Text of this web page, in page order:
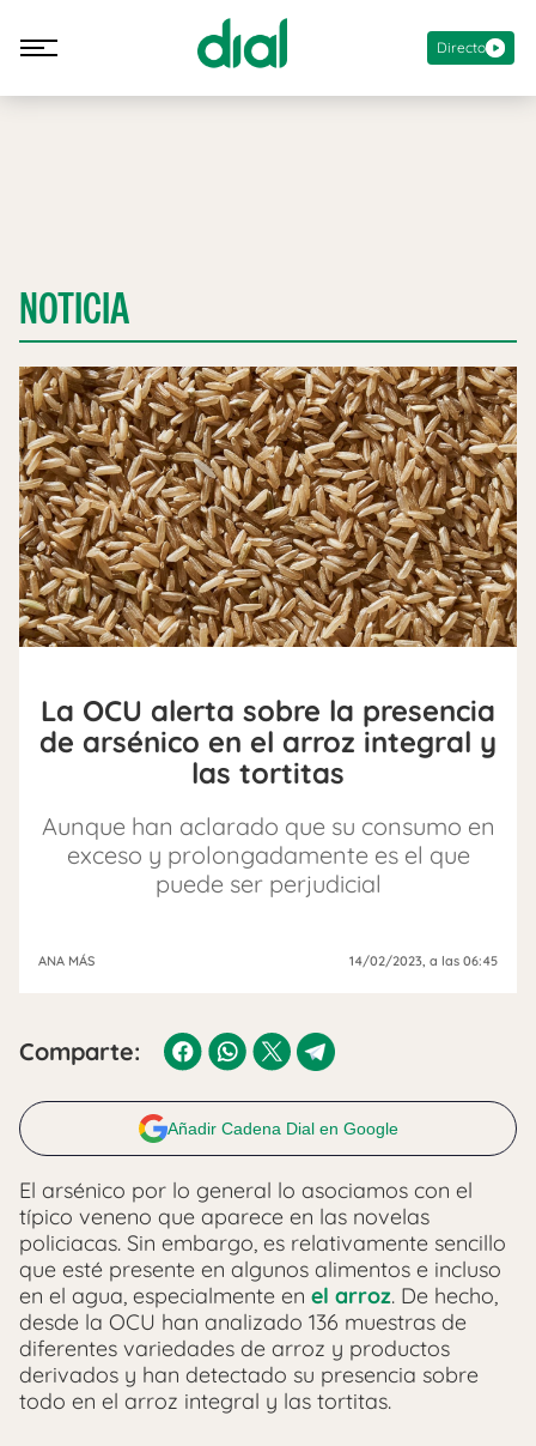
Directo
NOTICIA
La OCU alerta sobre la presencia
de arsénico en el arroz integral y
las tortitas
Aunque han aclarado que su consumo en
exceso y prolongadamente es el que
puede ser perjudicial
ANA MÁS 14/02/2023, a las 06:45
Comparte:
Añadir Cadena Dial en Google
El arsénico por lo general lo asociamos con el
típico veneno que aparece en las novelas
policiacas. Sin embargo, es relativamente sencillo
que esté presente en algunos alimentos e incluso
en el agua, especialmente en el arroz. De hecho,
desde la OCU han analizado 136 muestras de
diferentes variedades de arroz y productos
derivados y han detectado su presencia sobre
todo en el arroz integral y las tortitas.